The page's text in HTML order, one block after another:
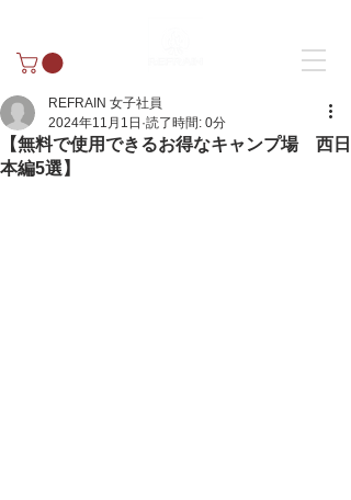
【無料で使用できるお得なキャンプ場 西日
本編5選】
REFRAIN 女子社員
2024年11月1日 読了時間: 0分